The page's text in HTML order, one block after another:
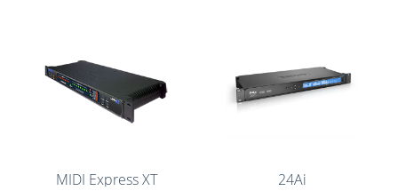
MIDI Express XT 24Ai